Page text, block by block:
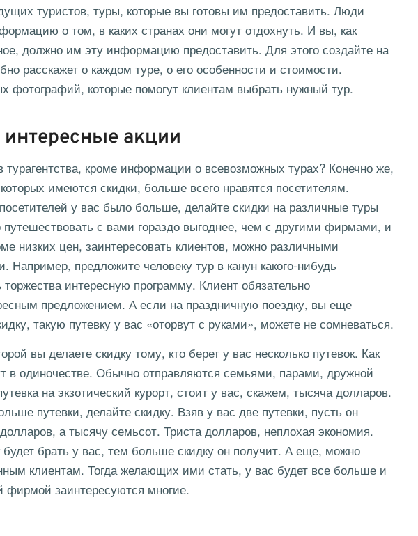
туристов, туры, которые вы готовы им предоставить. Люди
о том, в каких странах они могут отдохнуть. И вы, как
должно им эту информацию предоставить. Для этого создайте на
расскажет о каждом туре, о его особенности и стоимости.
фотографий, которые помогут клиентам выбрать нужный тур.
акции
турагентства, кроме информации о всевозможных турах? Конечно же,
имеются скидки, больше всего нравятся посетителям.
у вас было больше, делайте скидки на различные туры
с вами гораздо выгоднее, чем с другими фирмами, и
низких цен, заинтересовать клиентов, можно различными
предложите человеку тур в канун какого-нибудь
торжества интересную программу. Клиент обязательно
предложением. А если на праздничную поездку, вы еще
такую путевку у вас «оторвут с руками», можете не сомневаться.
вы делаете скидку тому, кто берет у вас несколько путевок. Как
в одиночестве. Обычно отправляются семьями, парами, дружной
на экзотический курорт, стоит у вас, скажем, тысяча долларов.
путевки, делайте скидку. Взяв у вас две путевки, пусть он
а тысячу семьсот. Триста долларов, неплохая экономия.
брать у вас, тем больше скидку он получит. А еще, можно
клиентам. Тогда желающих ими стать, у вас будет все больше и
заинтересуются многие.